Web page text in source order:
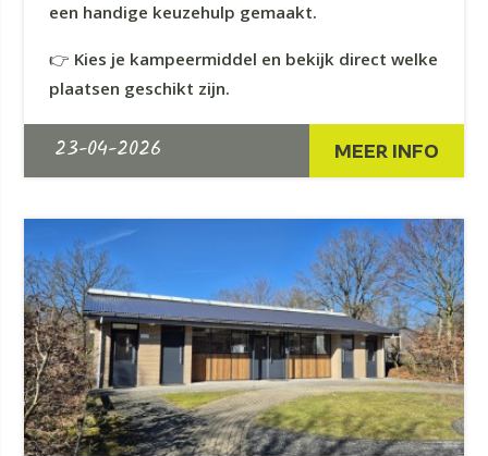
een handige keuzehulp gemaakt.
👉 Kies je kampeermiddel en bekijk direct welke
plaatsen geschikt zijn.
23-04-2026 MEER INFO